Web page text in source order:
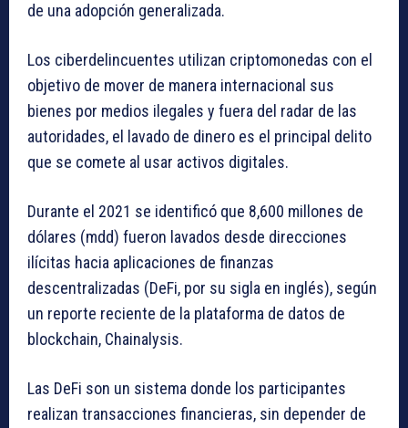
de una adopción generalizada.
Los ciberdelincuentes utilizan criptomonedas con el
objetivo de mover de manera internacional sus
bienes por medios ilegales y fuera del radar de las
autoridades, el lavado de dinero es el principal delito
que se comete al usar activos digitales.
Durante el 2021 se identificó que 8,600 millones de
dólares (mdd) fueron lavados desde direcciones
ilícitas hacia aplicaciones de finanzas
descentralizadas (DeFi, por su sigla en inglés), según
un reporte reciente de la plataforma de datos de
blockchain, Chainalysis.
Las DeFi son un sistema donde los participantes
realizan transacciones financieras, sin depender de